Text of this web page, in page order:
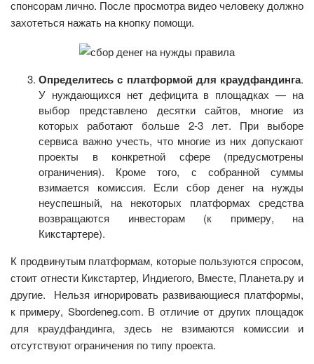
спонсорам лично. После просмотра видео человеку должно
захотеться нажать на кнопку помощи.
Определитесь с платформой для краудфандинга.
У нуждающихся нет дефицита в площадках — на
выбор представлено десятки сайтов, многие из
которых работают больше 2-3 лет. При выборе
сервиса важно учесть, что многие из них допускают
проекты в конкретной сфере (предусмотрены
ограничения). Кроме того, с собранной суммы
взимается комиссия. Если сбор денег на нужды
неуспешный, на некоторых платформах средства
возвращаются инвесторам (к примеру, на
Кикстартере).
К продвинутым платформам, которые пользуются спросом,
стоит отнести Кикстартер, Индиегого, Вместе, Планета.ру и
другие. Нельзя игнорировать развивающиеся платформы,
к примеру, Sbordeneg.com. В отличие от других площадок
для краудфандинга, здесь не взимаются комиссии и
отсутствуют ограничения по типу проекта.